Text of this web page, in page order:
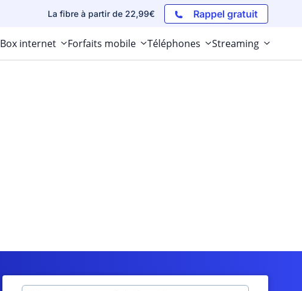
La fibre à partir de 22,99€ Rappel gratuit
Box internet Forfaits mobile Téléphones Streaming